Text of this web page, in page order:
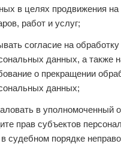
в целях продвижения на
работ и услуг;
согласие на обработку
данных, а также
о прекращении
данных;
в уполномоченный
прав субъектов
судебном порядке